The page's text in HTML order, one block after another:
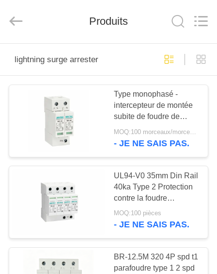
PRODUITS
PROPOS
NOUS
VISITE
D'USINE
CONTRÔLE
DE
Electric
Produits
lightning surge arrester
Type monophasé -
intercepteur de montée
subite de foudre de
dispositif de protection
de 2 montées subites
MOQ:100 morceaux/morceaux
- JE NE SAIS PAS.
UL94-V0 35mm Din Rail
40ka Type 2 Protection
contre la foudre
Arrestateur de
surtension électrique
MOQ:100 pièces
- JE NE SAIS PAS.
BR-12.5M 320 4P spd t1
parafoudre type 1 2 spd